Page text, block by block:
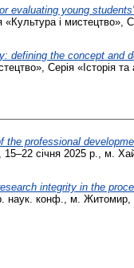
evaluating young
«Культура і
defining the concept and
Серія «Історія
the professional
січня 2025 р., м.
integrity in the
наук. конф., м.